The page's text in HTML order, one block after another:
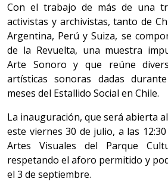
Con el trabajo de más de una
activistas y archivistas, tanto de
Argentina, Perú y Suiza, se
de la Revuelta, una muestra
Arte Sonoro y que reúne
artísticas sonoras dadas
meses del Estallido Social en Chile.
La inauguración, que será abierta
este viernes 30 de julio, a las
Artes Visuales del Parque
respetando el aforo permitido y
el 3 de septiembre.